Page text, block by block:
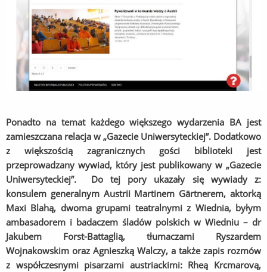
Ponadto na temat każdego większego wydarzenia BA jest
zamieszczana relacja w „Gazecie Uniwersyteckiej”. Dodatkowo
z większością zagranicznych gości biblioteki jest
przeprowadzany wywiad, który jest publikowany w „Gazecie
Uniwersyteckiej”. Do tej pory ukazały się wywiady z:
konsulem generalnym Austrii Martinem Gärtnerem, aktorką
Maxi Blahą, dwoma grupami teatralnymi z Wiednia, byłym
ambasadorem i badaczem śladów polskich w Wiedniu – dr
Jakubem Forst-Battaglią, tłumaczami Ryszardem
Wojnakowskim oraz Agnieszką Walczy, a także zapis rozmów
z współczesnymi pisarzami austriackimi: Rheą Krcmarovą,